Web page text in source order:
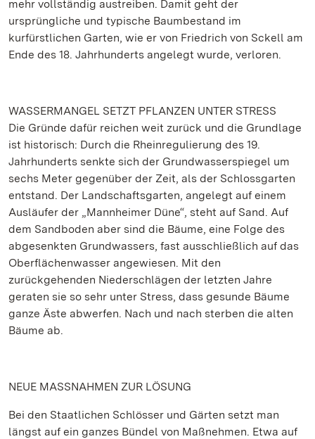
mehr vollständig austreiben. Damit geht der
ursprüngliche und typische Baumbestand im
kurfürstlichen Garten, wie er von Friedrich von Sckell am
Ende des 18. Jahrhunderts angelegt wurde, verloren.
WASSERMANGEL SETZT PFLANZEN UNTER STRESS
Die Gründe dafür reichen weit zurück und die Grundlage
ist historisch: Durch die Rheinregulierung des 19.
Jahrhunderts senkte sich der Grundwasserspiegel um
sechs Meter gegenüber der Zeit, als der Schlossgarten
entstand. Der Landschaftsgarten, angelegt auf einem
Ausläufer der „Mannheimer Düne“, steht auf Sand. Auf
dem Sandboden aber sind die Bäume, eine Folge des
abgesenkten Grundwassers, fast ausschließlich auf das
Oberflächenwasser angewiesen. Mit den
zurückgehenden Niederschlägen der letzten Jahre
geraten sie so sehr unter Stress, dass gesunde Bäume
ganze Äste abwerfen. Nach und nach sterben die alten
Bäume ab.
NEUE MASSNAHMEN ZUR LÖSUNG
Bei den Staatlichen Schlösser und Gärten setzt man
längst auf ein ganzes Bündel von Maßnehmen. Etwa auf